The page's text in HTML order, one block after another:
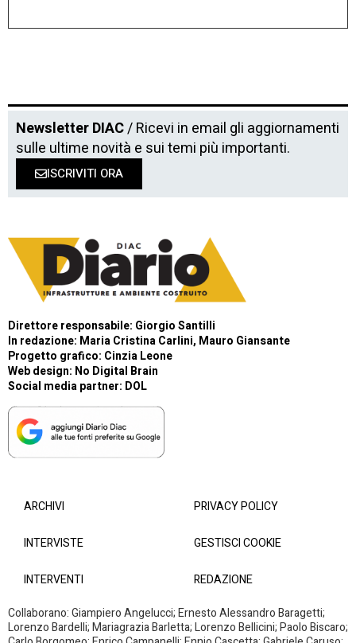
Newsletter DIAC/ Ricevi in email gli aggiornamenti
sulle ultime novità e sui temi più importanti.
ISCRIVITI ORA
Direttore responsabile: Giorgio Santilli
In redazione: Maria Cristina Carlini, Mauro Giansante
Progetto grafico: Cinzia Leone
Web design: No Digital Brain
Social media partner: DOL
ARCHIVI
INTERVISTE
INTERVENTI
PRIVACY POLICY
GESTISCI COOKIE
REDAZIONE
Collaborano: Giampiero Angelucci; Ernesto Alessandro Baragetti;
Lorenzo Bardelli; Mariagrazia Barletta; Lorenzo Bellicini; Paolo Biscaro;